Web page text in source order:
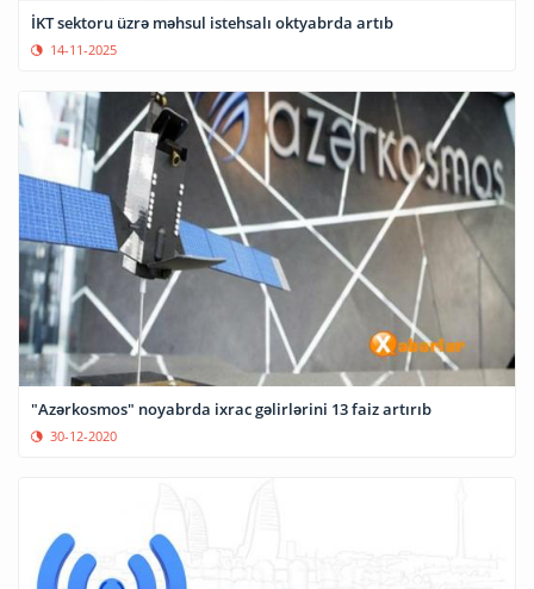
İKT sektoru üzrə məhsul istehsalı oktyabrda artıb
14-11-2025
"Azərkosmos" noyabrda ixrac gəlirlərini 13 faiz artırıb
30-12-2020